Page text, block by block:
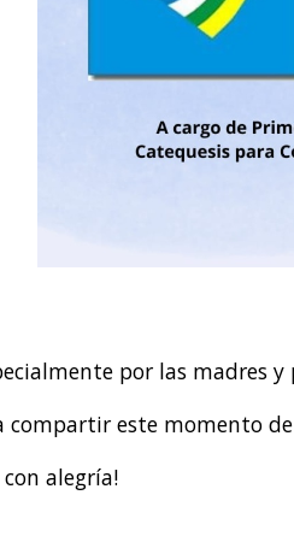
por las madres
compartir este momento
con alegría!